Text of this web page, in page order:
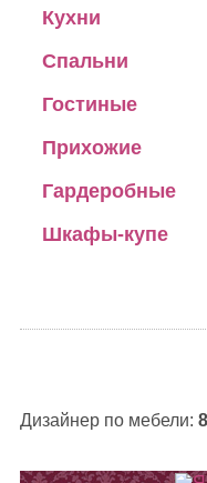
Кухни
Спальни
Гостиные
Прихожие
Гардеробные
Шкафы-купе
Дизайнер по мебели: